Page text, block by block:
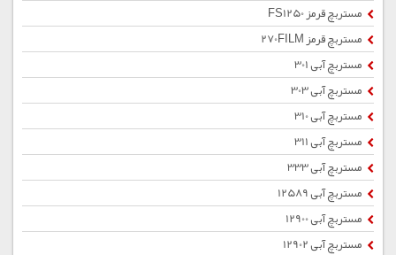
مستربچ قرمز FS1250
مستربچ قرمز 270FILM
مستربچ آبی 301
مستربچ آبی 303
مستربچ آبی 310
مستربچ آبی 311
مستربچ آبی 333
مستربچ آبی 12589
مستربچ آبی 12900
مستربچ آبی 12902